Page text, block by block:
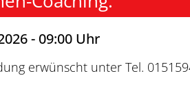
- 09:00 Uhr
erwünscht unter Tel.